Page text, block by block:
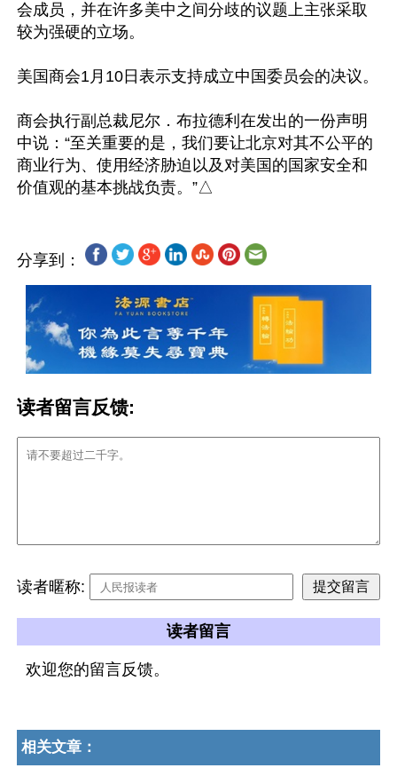
会成员，并在许多美中之间分歧的议题上主张采取
较为强硬的立场。
美国商会1月10日表示支持成立中国委员会的决议。
商会执行副总裁尼尔．布拉德利在发出的一份声明
中说：“至关重要的是，我们要让北京对其不公平的
商业行为、使用经济胁迫以及对美国的国家安全和
分享到：
读者留言反馈:
读者暱称:
读者留言
欢迎您的留言反馈。
相关文章：